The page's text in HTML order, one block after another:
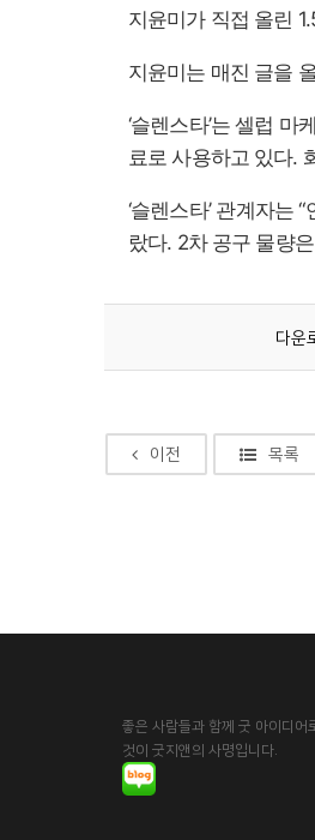
지윤미가 직접 올린
지윤미는 매진 글을
‘슬렌스타’는 셀럽
료로 사용하고 있다.
‘슬렌스타’ 관계자는
랐다. 2차 공구 물량
다운
이전 목록
좋은 사람들과 함께 굿 아이디어
것이 굿지앤의 사명입니다.